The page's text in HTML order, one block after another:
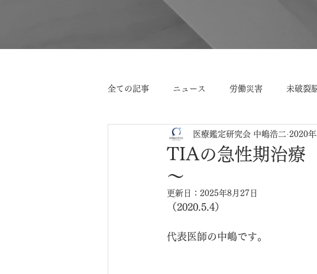
全ての記事 ニュース 労働災害 未破裂
脳出血 画像検査 低髄
神経内視鏡手術 遺言能力
TIAの急性期治療
～
医療鑑定研究会 中嶋浩二 2020年
更新日： 2025年8月27日
（2020.5.4）
代表医師の中嶋です。